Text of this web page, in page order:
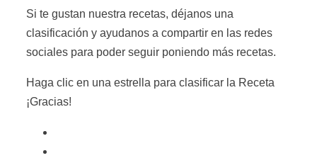
Si te gustan nuestra recetas, déjanos una
clasificación y ayudanos a compartir en las redes
sociales para poder seguir poniendo más recetas.
Haga clic en una estrella para clasificar la Receta
¡Gracias!